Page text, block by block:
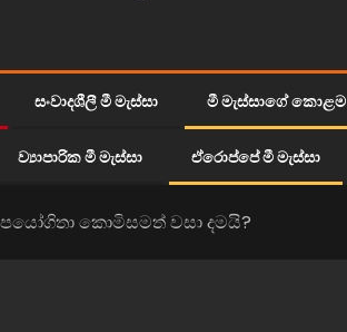
සංවාදශීලී මී මැස්සා මී මැස්සාගේ කොළම
ව්‍යාපාරික මී මැස්සා ඒරොප්පේ මී මැස්සා
කොමිසමත් වසා දමයි?